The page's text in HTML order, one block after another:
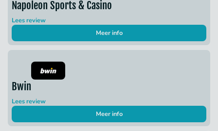
Napoleon Sports & Casino
Lees review
Meer info
Bwin
Lees review
Meer info